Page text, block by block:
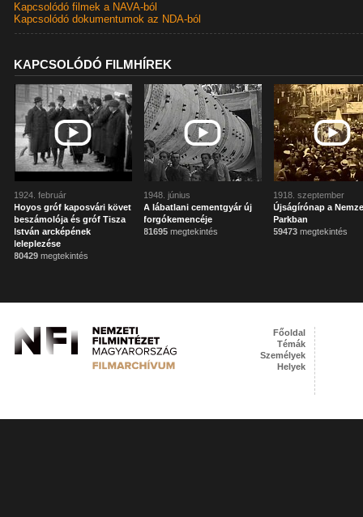
Kapcsolódó filmek a NAVA-ból
Kapcsolódó dokumentumok az NDA-ból
KAPCSOLÓDÓ FILMHÍREK
1924. február
Hoyos gróf kaposvári követ
beszámolója és gróf Tisza
István arcképének
leleplezése
80429 megtekintés
1948. június
A lábatlani cementgyár új
forgókemencéje
81695 megtekintés
1918. szeptember
Újságírónap a
Parkban
59473 megtekintés
Főoldal
Témák
Személyek
Helyek